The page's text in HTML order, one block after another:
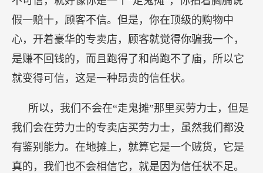
假一赔十，顾客不信。但是，你在顶级的购物中
心，开着豪华的专卖店，顾客就觉得你骗我一个，
是赚不回钱的，而且跑得了和尚跑不了庙，所以它
就变得可信，这是一种昂贵的信任状。
所以，我们不会在“走鬼摊”那里买劳力士，但是
我们会在劳力士的专卖店买劳力士，虽然我们都没
有鉴别能力。在地摊上，就算它是一个贼货，它是
真的，我们也不会相信它，就是因为信任状不足。